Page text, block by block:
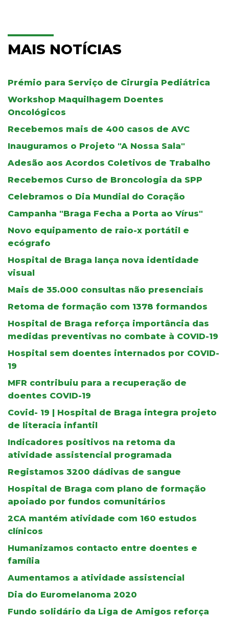
MAIS NOTÍCIAS
Prémio para Serviço de Cirurgia Pediátrica
Workshop Maquilhagem Doentes
Oncológicos
Recebemos mais de 400 casos de AVC
Inauguramos o Projeto "A Nossa Sala"
Adesão aos Acordos Coletivos de Trabalho
Recebemos Curso de Broncologia da SPP
Celebramos o Dia Mundial do Coração
Campanha "Braga Fecha a Porta ao Vírus"
Novo equipamento de raio-x portátil e
ecógrafo
Hospital de Braga lança nova identidade
visual
Mais de 35.000 consultas não presenciais
Retoma de formação com 1378 formandos
Hospital de Braga reforça importância das
medidas preventivas no combate à COVID-19
Hospital sem doentes internados por COVID-
19
MFR contribuiu para a recuperação de
doentes COVID-19
Covid- 19 | Hospital de Braga integra projeto
de literacia infantil
Indicadores positivos na retoma da
atividade assistencial programada
Registamos 3200 dádivas de sangue
Hospital de Braga com plano de formação
apoiado por fundos comunitários
2CA mantém atividade com 160 estudos
clínicos
Humanizamos contacto entre doentes e
família
Aumentamos a atividade assistencial
Dia do Euromelanoma 2020
Fundo solidário da Liga de Amigos reforça